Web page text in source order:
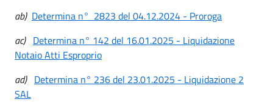
ab) Determina n° 2823 del 04.12.2024 - Proroga
ac) Determina n° 142 del 16.01.2025 - Liquidazione
Notaio Atti Esproprio
ad) Determina n° 236 del 23.01.2025 - Liquidazione 2
SAL